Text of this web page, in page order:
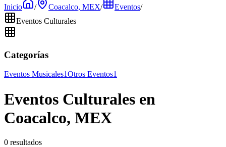
Inicio
/ Coacalco, MEX/ Eventos/
Eventos Culturales
Categorías
Eventos Musicales1Otros Eventos1
Eventos Culturales en
Coacalco, MEX
0 resultados